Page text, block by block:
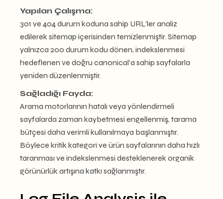
Yapılan Çalışma:
301 ve 404 durum koduna sahip URL’ler analiz
edilerek sitemap içerisinden temizlenmiştir. Sitemap
yalnızca 200 durum kodu dönen, indekslenmesi
hedeflenen ve doğru canonical’a sahip sayfalarla
yeniden düzenlenmiştir.
Sağladığı Fayda:
Arama motorlarının hatalı veya yönlendirmeli
sayfalarda zaman kaybetmesi engellenmiş, tarama
bütçesi daha verimli kullanılmaya başlanmıştır.
Böylece kritik kategori ve ürün sayfalarının daha hızlı
taranması ve indekslenmesi desteklenerek organik
görünürlük artışına katkı sağlanmıştır.